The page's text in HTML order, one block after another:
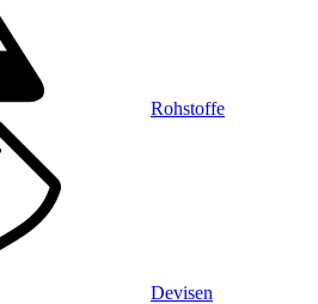
Rohstoffe
Devisen